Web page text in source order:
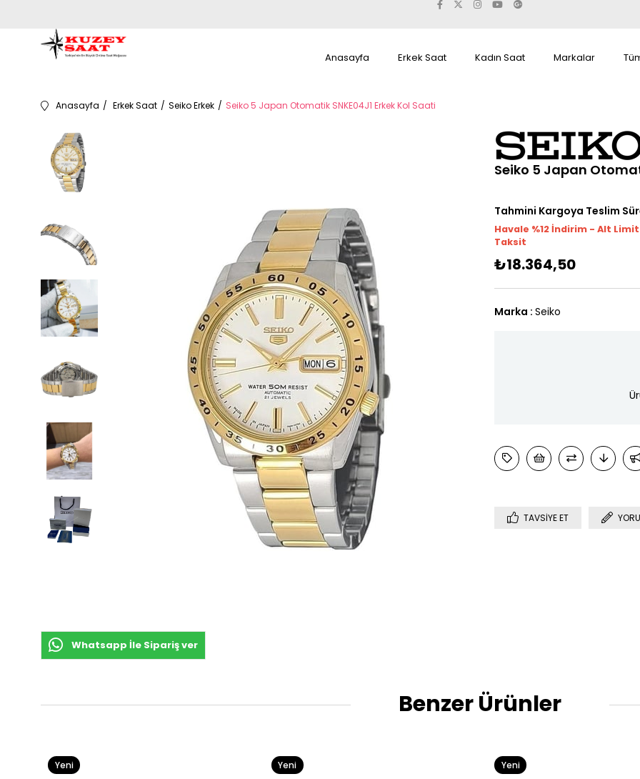
Anasayfa Erkek Saat Kadın Saat Markalar
Anasayfa Erkek Saat Seiko Erkek Seiko 5 Japan Otomatik SNKE04J1 Erkek Kol Saati
Whatsapp İle Sipariş ver
Seiko 5 Japan
Tahmini Kargoya Teslim
Havale %12 İndirim - Alt Limit
Taksit
₺18.364,50
Marka : Seiko
TAVSIYE ET
Benzer Ürünler
Yeni
Yeni
Yeni